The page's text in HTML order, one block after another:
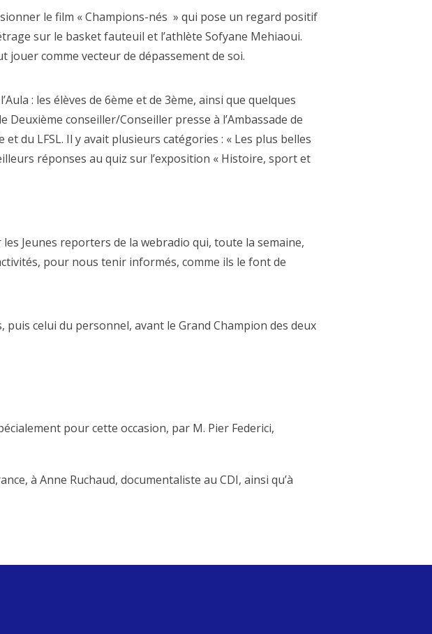
le film « Champions-nés » qui pose un regard positif
sur le basket fauteuil et l’athlète Sofyane Mehiaoui.
jouer comme vecteur de dépassement de soi.
: les élèves de 6ème et de 3ème, ainsi que quelques
conseiller/Conseiller presse à l’Ambassade de
du LFSL. Il y avait plusieurs catégories : « Les plus belles
réponses au quiz sur l’exposition « Histoire, sport et
Jeunes reporters de la webradio qui, toute la semaine,
pour nous tenir informés, comme ils le font de
celui du personnel, avant le Grand Champion des deux
pour cette occasion, par M. Pier Federici,
à Anne Ruchaud, documentaliste au CDI, ainsi qu’à